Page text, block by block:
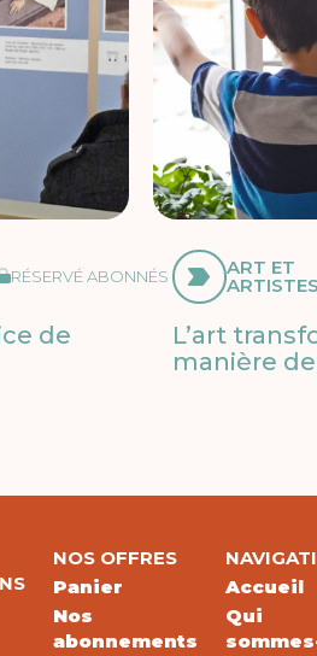
RÉSERVÉ ABONNÉS
de
ART ET
L’art
manière
NOS OFFRES
Panier
Nos
abonnements
Accueil
Qui